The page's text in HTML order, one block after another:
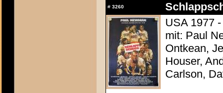
# 3260
USA 1977
mit: Paul
Ontkean,
Houser,
Carlson,